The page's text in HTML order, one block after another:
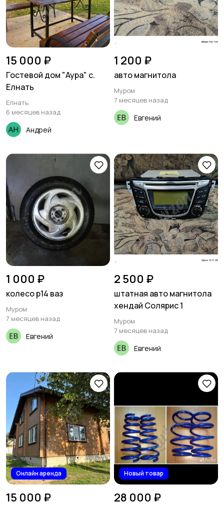
15 000 ₽
Гостевой дом "Аура" с.
Елнать
Елнать
6 месяцев назад
Андрей
1 200 ₽
авто магнитола
Муром
7 месяцев назад
Евгений
1 000 ₽
колесо р14 ваз
Муром
7 месяцев назад
Евгений
2 500 ₽
штатная авто магнитола
хендай Солярис 1
Муром
7 месяцев назад
Евгений
Онлайн аренда
15 000 ₽
Новый товар
28 000 ₽